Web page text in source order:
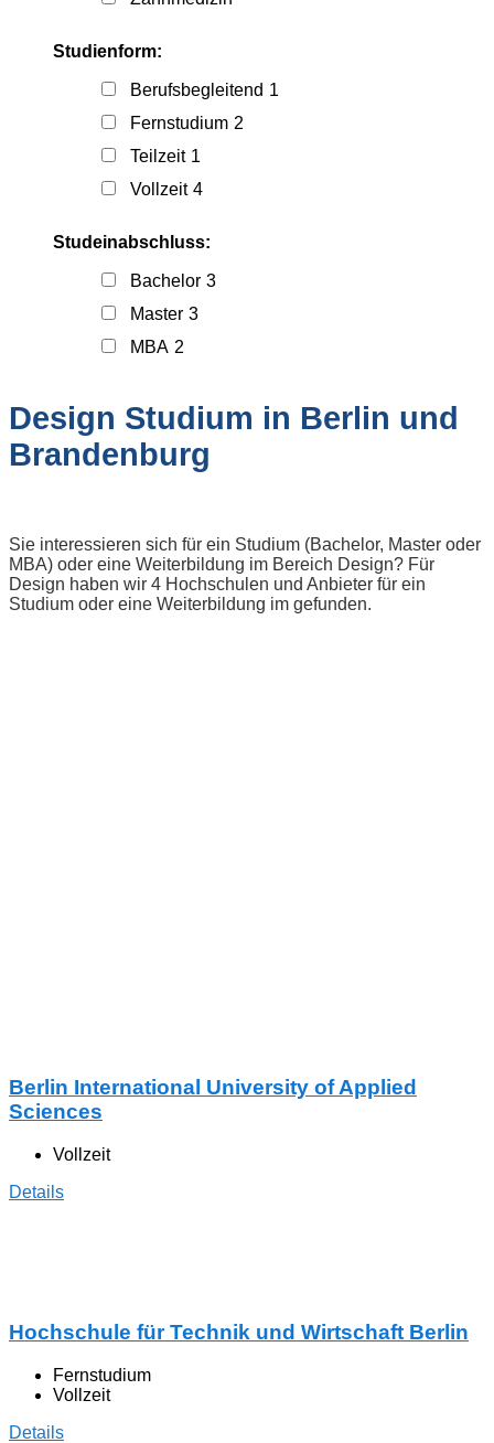
Studienform:
Berufsbegleitend 1
Fernstudium 2
Teilzeit 1
Vollzeit 4
Studeinabschluss:
Bachelor 3
Master 3
MBA 2
Design Studium in Berlin und
Brandenburg
Sie interessieren sich für ein Studium (Bachelor, Master oder
MBA) oder eine Weiterbildung im Bereich Design? Für
Design haben wir 4 Hochschulen und Anbieter für ein
Studium oder eine Weiterbildung im gefunden.
Berlin International University of Applied
Sciences
Vollzeit
Details
Hochschule für Technik und Wirtschaft Berlin
Fernstudium
Vollzeit
Details